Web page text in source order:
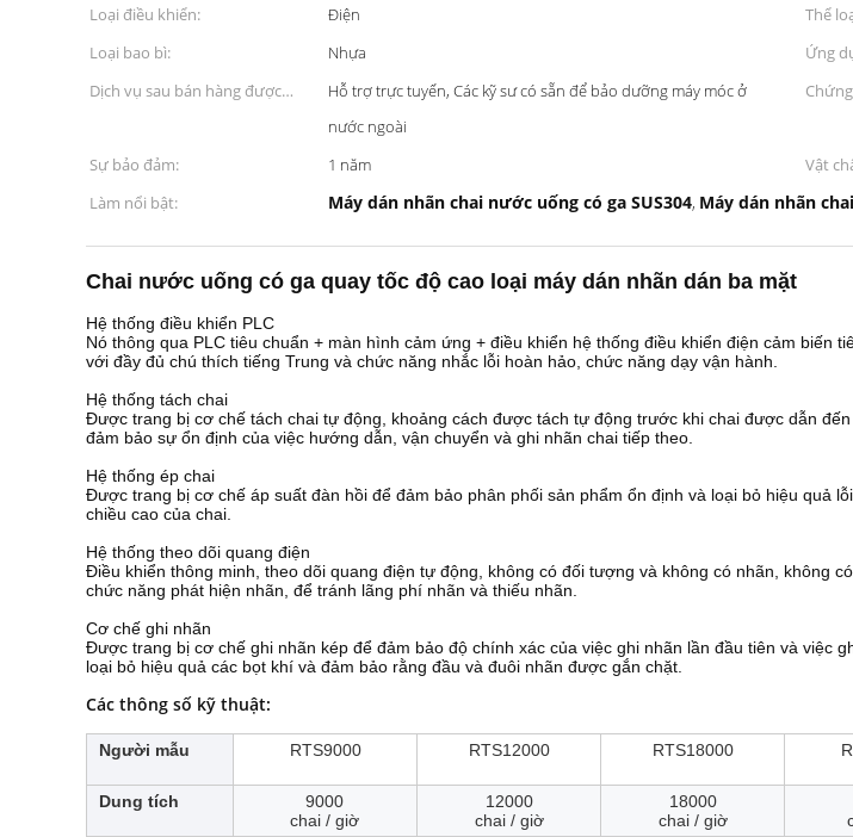
Loại điều khiển:
Điện Thể
Loại bao bì:
Nhựa Ứng
Dịch vụ sau bán hàng được
Hỗ trợ trực tuyến, Các kỹ sư có sẵn để bảo dưỡng máy móc ở
nước ngoài
Sự bảo đảm: 1 năm Vật
Làm nổi bật:
Máy dán nhãn chai nước uống có ga SUS304, Máy dán nhãn
Chai nước uống có ga quay tốc độ cao loại máy dán nhãn dán ba mặt
Hệ thống điều khiển PLC
Nó thông qua PLC tiêu chuẩn + màn hình cảm ứng + điều khiển hệ thống điều khiển điện cảm biến
với đầy đủ chú thích tiếng Trung và chức năng nhắc lỗi hoàn hảo, chức năng dạy vận hành.
Hệ thống tách chai
Được trang bị cơ chế tách chai tự động, khoảng cách được tách tự động trước khi chai được dẫn đến
đảm bảo sự ổn định của việc hướng dẫn, vận chuyển và ghi nhãn chai tiếp theo.
Hệ thống ép chai
Được trang bị cơ chế áp suất đàn hồi để đảm bảo phân phối sản phẩm ổn định và loại bỏ hiệu quả
chiều cao của chai.
Hệ thống theo dõi quang điện
Điều khiển thông minh, theo dõi quang điện tự động, không có đối tượng và không có nhãn, không
chức năng phát hiện nhãn, để tránh lãng phí nhãn và thiếu nhãn.
Cơ chế ghi nhãn
Được trang bị cơ chế ghi nhãn kép để đảm bảo độ chính xác của việc ghi nhãn lần đầu tiên và việc
loại bỏ hiệu quả các bọt khí và đảm bảo rằng đầu và đuôi nhãn được gắn chặt.
Các thông số kỹ thuật:
Người mẫu RTS9000 RTS12000 RTS18000
Dung tích
9000
chai / giờ
12000
chai / giờ
18000
chai / giờ